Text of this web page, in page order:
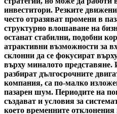
инвеститори. Резките
често отразяват промени в
структурно влошаване на
останат стабилни, подобни
атрактивни възможности за
склонни да се фокусират
върху миналото представяне.
разбират дългосрочните
компания, са по-малко
пазарен шум. Периодите на
създават и условия за
което временните отклонения